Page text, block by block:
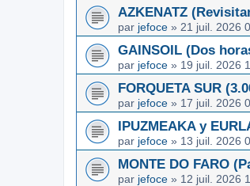
AZKENATZ
par jefoce » 21 juil. 2026
GAINSOIL (Dos
par jefoce » 19 juil. 2026
FORQUETA SUR
par jefoce » 17 juil. 2026
IPUZMEAKA y
par jefoce » 13 juil. 2026
MONTE DO FARO
par jefoce » 12 juil. 2026